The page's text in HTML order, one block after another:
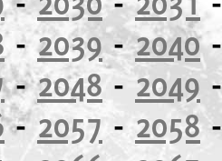
-2039-2040
-2048 -2049
-2057- 2058